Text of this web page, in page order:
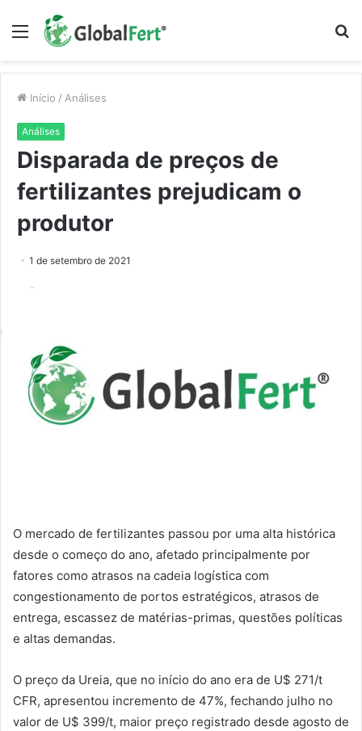
Menu
Início / Análises
Análises
Disparada de preços de
fertilizantes prejudicam o
produtor
1 de setembro de 2021
O mercado de fertilizantes passou por uma alta histórica
desde o começo do ano, afetado principalmente por
fatores como atrasos na cadeia logística com
congestionamento de portos estratégicos, atrasos de
entrega, escassez de matérias-primas, questões políticas
e altas demandas.
O preço da Ureia, que no início do ano era de U$ 271/t
CFR, apresentou incremento de 47%, fechando julho no
valor de U$ 399/t, maior preço registrado desde agosto de